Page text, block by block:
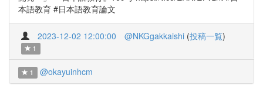
本語教育 #日本語教育論文
2023-12-02 12:00:00 @NKGgakkaishi (投稿一覧)
1
1 @okayuinhcm